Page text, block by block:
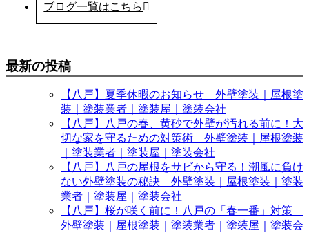
ブログ一覧はこちら
最新の投稿
【八戸】夏季休暇のお知らせ 外壁塗装｜屋根塗
装｜塗装業者｜塗装屋｜塗装会社
【八戸】八戸の春、黄砂で外壁が汚れる前に！大
切な家を守るための対策術 外壁塗装｜屋根塗装
｜塗装業者｜塗装屋｜塗装会社
【八戸】八戸の屋根をサビから守る！潮風に負け
ない外壁塗装の秘訣 外壁塗装｜屋根塗装｜塗装
業者｜塗装屋｜塗装会社
【八戸】桜が咲く前に！八戸の「春一番」対策
外壁塗装｜屋根塗装｜塗装業者｜塗装屋｜塗装会